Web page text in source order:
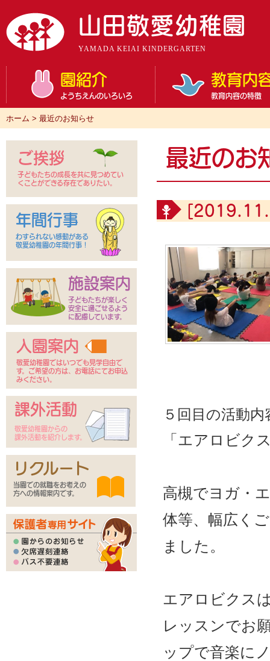
山田敬愛幼稚園
YAMADA KEIAI KINDERGARTEN
園紹介
ようちえんのいろいろ
教育内
教育内容の特徴
ホーム > 最近のお知らせ
最近のお
５回目の活動内
「エアロビク
高槻でヨガ・
体等、幅広く
ました。
エアロビクス
レッスンでお
ップで音楽に
ご挨拶
子どもたちの成長を共に見つめてい
くことができる存在でありたい。
年間行事
わすられない感動がある
敬愛幼稚園の年間行事！
施設案内
子どもたちが楽しく
安全に過ごせるよう
に配慮しています。
入園案内
敬愛幼稚園ではいつでも見学自由で
す。ご希望の方は、お電話にてお申込
みください。
課外活動
敬愛幼稚園からの
課外活動を紹介します。
リクルート
当園での就職をお考えの
方への情報案内です。